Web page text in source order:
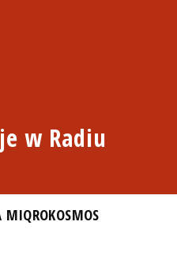
w Radiu
MIQROKOSMOS